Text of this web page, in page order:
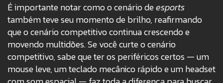
É importante notar como o cenário deesports
também teve seu momento de brilho, reafirmando
que o cenário competitivo continua crescendo e
movendo multidões. Se você curte o cenário
competitivo, sabe que ter os periféricos certos — um
mouse leve, um teclado mecânico rápido e um headset